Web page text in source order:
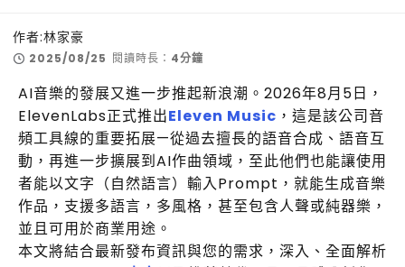
作者:林家豪
2025/08/25 閱讀時長： 4分鐘
AI音樂的發展又進一步推起新浪潮。2026年8月5日，
ElevenLabs正式推出Eleven Music ，這是該公司音
頻工具線的重要拓展—從過去擅長的語音合成、語音互
動，再進一步擴展到AI作曲領域，至此他們也能讓使用
者能以文字（自然語言）輸入Prompt，就能生成音樂
作品，支援多語言，多風格，甚至包含人聲或純器樂，
並且可用於商業用途。
本文將結合最新發布資訊與您的需求，深入、全面解析